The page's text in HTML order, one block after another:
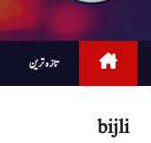
تازہ ترین
bijli